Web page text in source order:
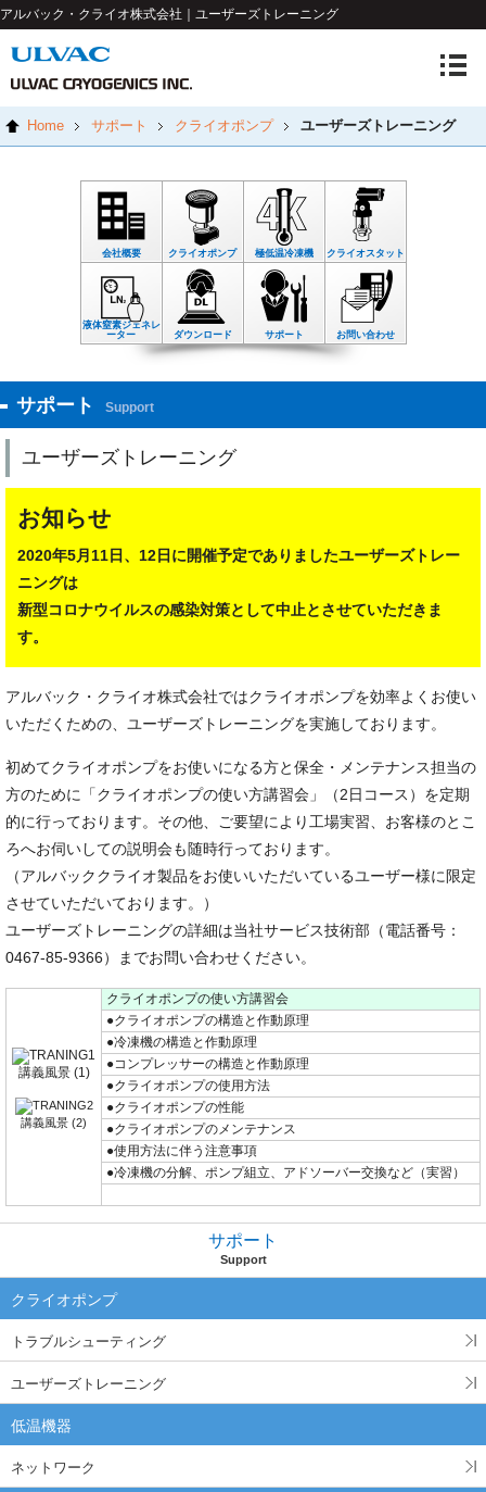
アルバック・クライオ株式会社｜ユーザーズトレーニング
Home サポート クライオポンプ ユーザーズトレーニング
会社概要 クライオポンプ 極低温冷凍機 クライオスタット
液体窒素ジェネレ
ーター
ダウンロード サポート お問い合わせ
サポート
Support
クライオポンプ
トラブルシューティング
ユーザーズトレーニング
低温機器
ネットワーク
サポート Support
ユーザーズトレーニング
お知らせ
2020年5月11日、12日に開催予定でありましたユーザーズトレー
ニングは
新型コロナウイルスの感染対策として中止とさせていただきま
す。
アルバック・クライオ株式会社ではクライオポンプを効率よくお使い
いただくための、ユーザーズトレーニングを実施しております。
初めてクライオポンプをお使いになる方と保全・メンテナンス担当の
方のために「クライオポンプの使い方講習会」（2日コース）を定期
的に行っております。その他、ご要望により工場実習、お客様のとこ
ろへお伺いしての説明会も随時行っております。
（アルバッククライオ製品をお使いいただいているユーザー様に限定
させていただいております。）
ユーザーズトレーニングの詳細は当社サービス技術部（電話番号：
0467-85-9366）までお問い合わせください。
講義風景 (1)
講義風景 (2)
クライオポンプの使い方講習会
●クライオポンプの構造と作動原理
●冷凍機の構造と作動原理
●コンプレッサーの構造と作動原理
●クライオポンプの使用方法
●クライオポンプの性能
●クライオポンプのメンテナンス
●使用方法に伴う注意事項
●冷凍機の分解、ポンプ組立、アドソーバー交換など（実習）